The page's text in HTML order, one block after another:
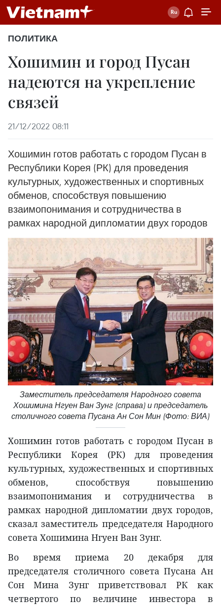
ПОЛИТИКА
Хошимин и город Пусан
надеются на укрепление
связей
21/12/2022 08:11
Хошимин готов работать с городом Пусан в
Республики Корея (РК) для проведения
культурных, художественных и спортивных
обменов, способствуя повышению
взаимопонимания и сотрудничества в
рамках народной дипломатии двух городов
Заместитель председателя Народного совета
Хошимина Нгуен Ван Зунг (справа) и председатель
столичного совета Пусана Ан Сон Мин (Фото: ВИА)
Хошимин готов работать с городом Пусан в
Республики Корея (РК) для проведения
культурных, художественных и спортивных
обменов, способствуя повышению
взаимопонимания и сотрудничества в
рамках народной дипломатии двух городов,
сказал заместитель председателя Народного
совета Хошимина Нгуен Ван Зунг.
Во время приема 20 декабря для
председателя столичного совета Пусана Ан
Сон Мина Зунг приветствовал РК как
четвертого по величине инвестора в